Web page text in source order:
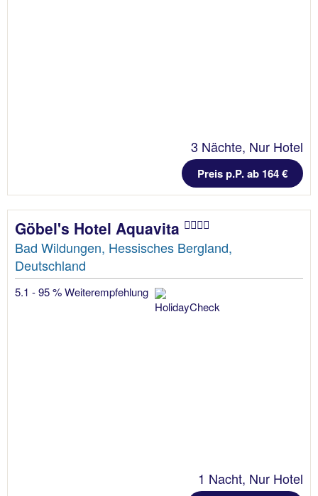
3 Nächte, Nur Hotel
Preis p.P. ab 164 €
Göbel's Hotel Aquavita
Bad Wildungen, Hessisches Bergland,
Deutschland
5.1 - 95 % Weiterempfehlung
1 Nacht, Nur Hotel